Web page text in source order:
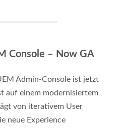
Console – Now GA
Admin-Console ist jetzt
auf einem modernisiertem
von iterativem User
neue Experience